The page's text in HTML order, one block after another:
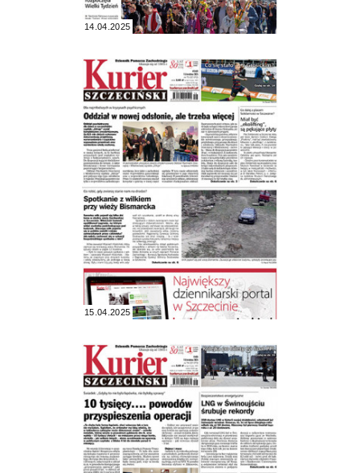
14.04.2025
15.04.2025